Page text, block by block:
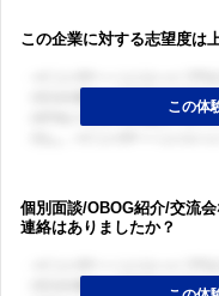
この企業に対する志望度は
個別面談/OBOG紹介/交流
連絡はありましたか？
ログイン
ロ